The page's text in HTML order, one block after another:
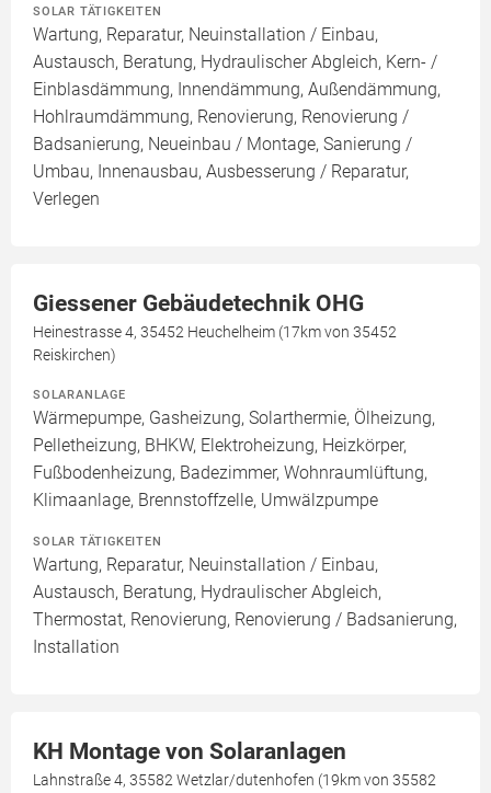
SOLAR TÄTIGKEITEN
Wartung, Reparatur, Neuinstallation / Einbau,
Austausch, Beratung, Hydraulischer Abgleich, Kern- /
Einblasdämmung, Innendämmung, Außendämmung,
Hohlraumdämmung, Renovierung, Renovierung /
Badsanierung, Neueinbau / Montage, Sanierung /
Umbau, Innenausbau, Ausbesserung / Reparatur,
Verlegen
Giessener Gebäudetechnik OHG
Heinestrasse 4, 35452 Heuchelheim (17km von 35452
Reiskirchen)
SOLARANLAGE
Wärmepumpe, Gasheizung, Solarthermie, Ölheizung,
Pelletheizung, BHKW, Elektroheizung, Heizkörper,
Fußbodenheizung, Badezimmer, Wohnraumlüftung,
Klimaanlage, Brennstoffzelle, Umwälzpumpe
SOLAR TÄTIGKEITEN
Wartung, Reparatur, Neuinstallation / Einbau,
Austausch, Beratung, Hydraulischer Abgleich,
Thermostat, Renovierung, Renovierung / Badsanierung,
Installation
KH Montage von Solaranlagen
Lahnstraße 4, 35582 Wetzlar/dutenhofen (19km von 35582